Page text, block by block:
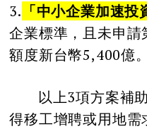
3. 「中小企業加速投
企業標準，且未申
額度新台幣5,400億。
以上3項方案補助
得移工增聘或用地